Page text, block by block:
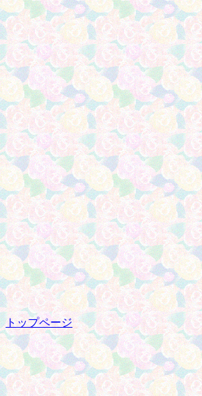
トップページ